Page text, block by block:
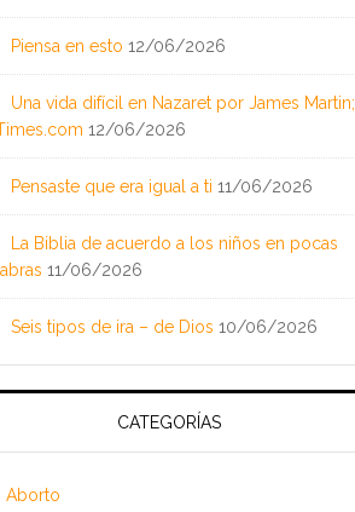
Piensa en esto 12/06/2026
Una vida difícil en Nazaret por James Martin;
12/06/2026
Pensaste que era igual a ti 11/06/2026
La Biblia de acuerdo a los niños en pocas
11/06/2026
Seis tipos de ira – de Dios 10/06/2026
CATEGORÍAS
Aborto